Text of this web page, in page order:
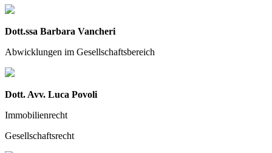
Dott.ssa Barbara Vancheri
Abwicklungen im Gesellschaftsbereich
Dott. Avv. Luca Povoli
Immobilienrecht
Gesellschaftsrecht